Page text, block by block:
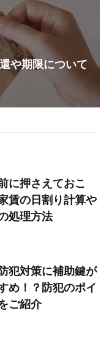
や期限について
に押さえておこ
賃の日割り計算や
処理方法
犯対策に補助鍵が
め！？防犯のポイ
ご紹介